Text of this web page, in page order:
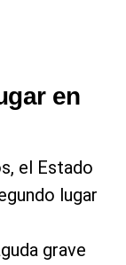
en
el Estado
lugar
grave